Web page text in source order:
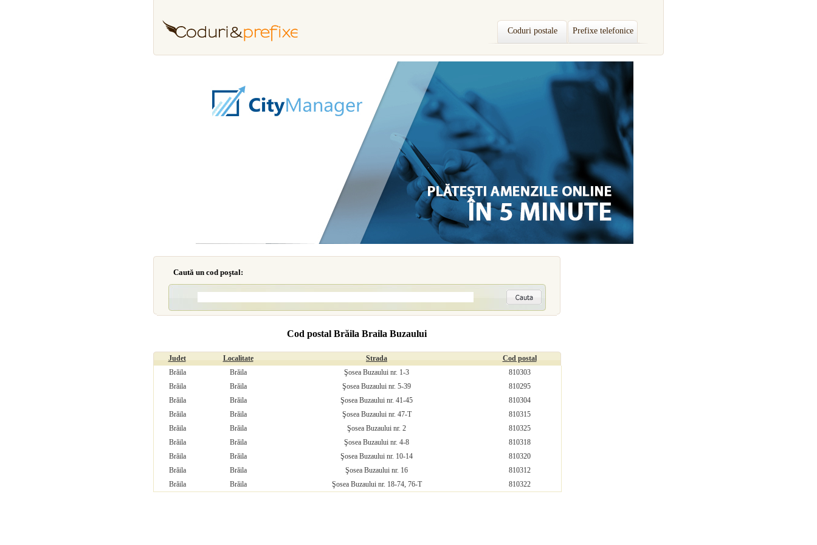
Coduri postale Prefixe telefonice
Caută un cod poştal:
Cod postal Brăila Braila Buzaului
Judet Localitate Strada
Cod postal
Brăila
Brăila Şosea Buzaului nr. 1-3
810303
Brăila
Brăila Şosea Buzaului nr. 5-39
810295
Brăila
Brăila Şosea Buzaului nr. 41-45
810304
Brăila
Brăila Şosea Buzaului nr. 47-T
810315
Brăila
Brăila Şosea Buzaului nr. 2
810325
Brăila
Brăila Şosea Buzaului nr. 4-8
810318
Brăila
Brăila Şosea Buzaului nr. 10-14
810320
Brăila
Brăila Şosea Buzaului nr. 16
810312
Brăila
Brăila Şosea Buzaului nr. 18-74, 76-T 810322